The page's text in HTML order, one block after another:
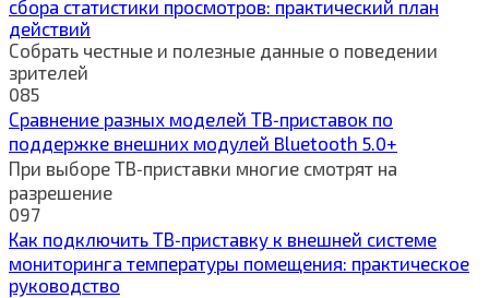
сбора статистики просмотров: практический план
действий
Собрать честные и полезные данные о поведении
зрителей
085
Сравнение разных моделей ТВ‑приставок по
поддержке внешних модулей Bluetooth 5.0+
При выборе ТВ‑приставки многие смотрят на
разрешение
097
Как подключить ТВ‑приставку к внешней системе
мониторинга температуры помещения: практическое
руководство